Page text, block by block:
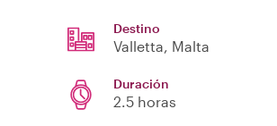
Destino
Valletta, Malta
Duración
2.5 horas